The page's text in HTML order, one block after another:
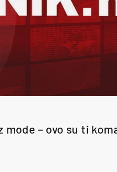
mode – ovo su ti